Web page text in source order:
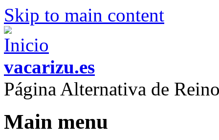
Skip to main content
vacarizu.es
Página Alternativa de
Main menu